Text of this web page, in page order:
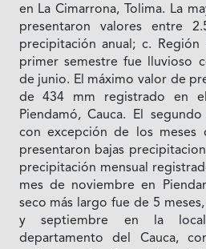
en La Cimarrona, Tolima. La
presentaron valores entre
precipitación anual; c.
primer semestre fue lluvioso
de junio. El máximo valor de
de 434 mm registrado en
Piendamó, Cauca. El
con excepción de los
presentaron bajas
precipitación mensual
mes de noviembre en
seco más largo fue de 5
y septiembre en la
departamento del Cauca,